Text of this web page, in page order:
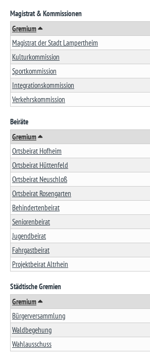
Magistrat & Kommissionen
Gremium
Magistrat der Stadt Lampertheim
Kulturkommission
Sportkommission
Integrationskommission
Verkehrskommission
Beiräte
Gremium
Ortsbeirat Hofheim
Ortsbeirat Hüttenfeld
Ortsbeirat Neuschloß
Ortsbeirat Rosengarten
Behindertenbeirat
Seniorenbeirat
Jugendbeirat
Fahrgastbeirat
Projektbeirat Altrhein
Städtische Gremien
Gremium
Bürgerversammlung
Waldbegehung
Wahlausschuss